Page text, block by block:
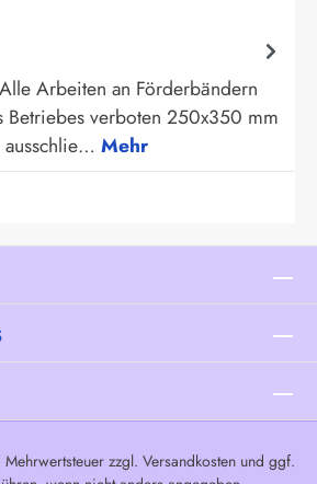
Arbeiten an Förderbändern
Betriebes verboten 250x350 mm
Mehr
zzgl. Versandkostenund ggf.